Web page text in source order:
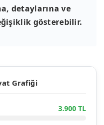
detaylarına ve
gösterebilir.
Grafiği
3.900 TL